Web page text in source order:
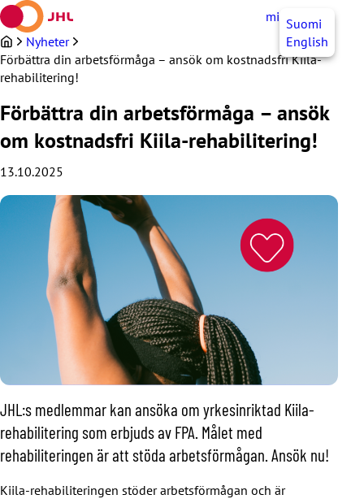
Hoppa
till
innehållet
mittJHL SV
Suomi
English
Nyheter
Förbättra din arbetsförmåga – ansök om kostnadsfri Kiila-
rehabilitering!
Förbättra din arbetsförmåga – ansök
om kostnadsfri Kiila-rehabilitering!
13.10.2025
JHL:s medlemmar kan ansöka om yrkesinriktad Kiila-
rehabilitering som erbjuds av FPA. Målet med
rehabiliteringen är att stöda arbetsförmågan. Ansök nu!
Kiila-rehabiliteringen stöder arbetsförmågan och är